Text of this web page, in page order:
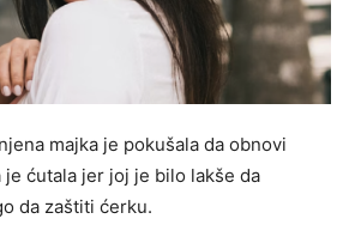
majka je pokušala da obnovi
ćutala jer joj je bilo lakše da
da zaštiti ćerku.